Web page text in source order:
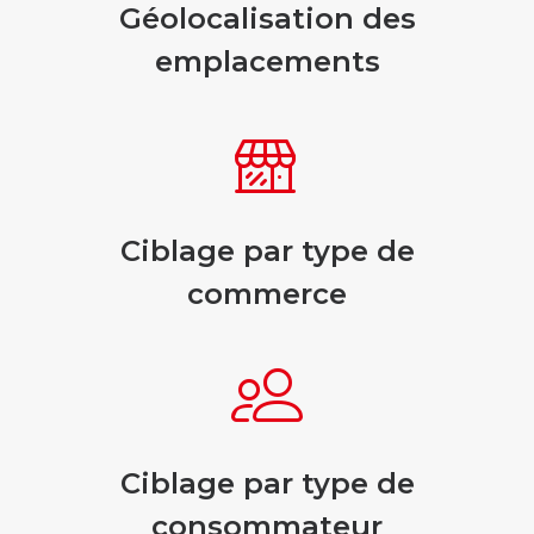
Géolocalisation des
emplacements
Ciblage par type de
commerce
Ciblage par type de
consommateur